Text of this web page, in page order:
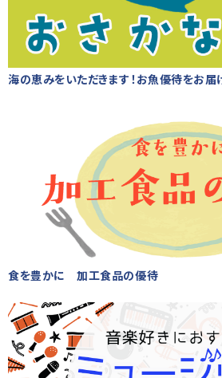
海の恵みをいただきます！お魚優待をお届
食を豊かに 加工食品の優待